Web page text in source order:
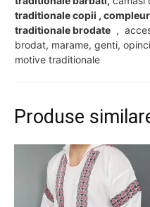
traditionale copii ,
traditionale brodate ,
brodat, marame, genti,
motive traditionale
Produse